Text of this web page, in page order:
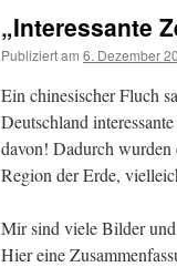
„Interessante
Publiziert am 6. Dezember
Ein chinesischer Fluch
Deutschland
davon! Dadurch wurden
Region der Erde,
Mir sind viele Bilder
Hier eine